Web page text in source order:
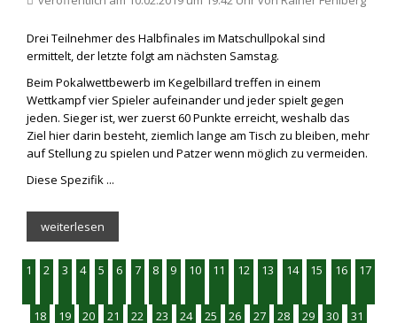
Drei Teilnehmer des Halbfinales im Matschullpokal sind
ermittelt, der letzte folgt am nächsten Samstag.
Beim Pokalwettbewerb im Kegelbillard treffen in einem
Wettkampf vier Spieler aufeinander und jeder spielt gegen
jeden. Sieger ist, wer zuerst 60 Punkte erreicht, weshalb das
Ziel hier darin besteht, ziemlich lange am Tisch zu bleiben, mehr
auf Stellung zu spielen und Patzer wenn möglich zu vermeiden.
Diese Spezifik ...
weiterlesen
1 2 3 4 5 6 7 8 9 10 11 12 13 14 15 16 17
18 19 20 21 22 23 24 25 26 27 28 29 30 31